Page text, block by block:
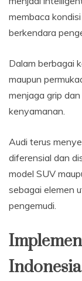
membaca
berkendara
Dalam berbagai
maupun
menjaga grip
kenyamanan.
Audi terus
diferensial dan
model SUV
sebagai elemen
pengemudi.
Indonesia